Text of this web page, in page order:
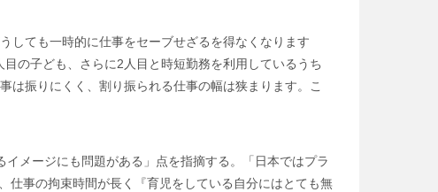
しても一時的に仕事をセーブせざるを得なくなります
の子ども、さらに2人目と時短勤務を利用しているうち
は振りにくく、割り振られる仕事の幅は狭まります。こ
メージにも問題がある」点を指摘する。「日本ではプラ
仕事の拘束時間が長く『育児をしている自分にはとても無